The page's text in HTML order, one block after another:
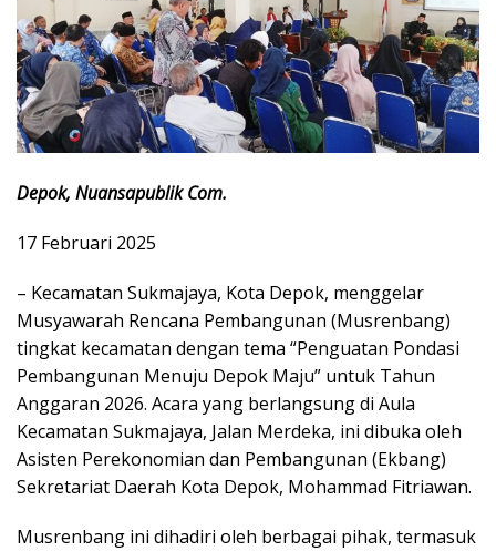
Depok, Nuansapublik Com.
17 Februari 2025
– Kecamatan Sukmajaya, Kota Depok, menggelar
Musyawarah Rencana Pembangunan (Musrenbang)
tingkat kecamatan dengan tema “Penguatan Pondasi
Pembangunan Menuju Depok Maju” untuk Tahun
Anggaran 2026. Acara yang berlangsung di Aula
Kecamatan Sukmajaya, Jalan Merdeka, ini dibuka oleh
Asisten Perekonomian dan Pembangunan (Ekbang)
Sekretariat Daerah Kota Depok, Mohammad Fitriawan.
Musrenbang ini dihadiri oleh berbagai pihak, termasuk